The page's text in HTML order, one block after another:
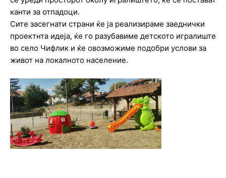
канти за отпадоци.
Сите засегнати страни ќе ја реализираме заеднички
проектнта идеја, ќе го разубавиме детското игралиште
во село Чифлик и ќе овозможиме подобри услови за
живот на локалното население.